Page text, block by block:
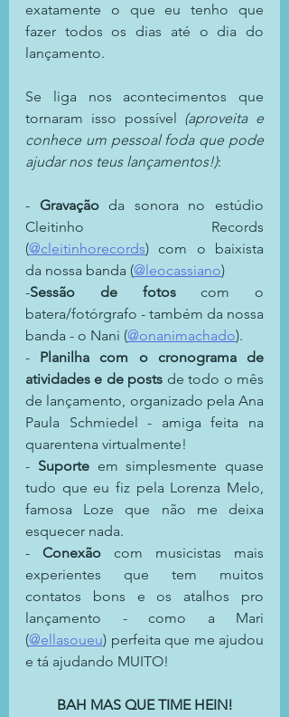
exatamente o que eu tenho que
fazer todos os dias até o dia do
lançamento.
Se liga nos acontecimentos que
tornaram isso possível (aproveita e
conhece um pessoal foda que pode
ajudar nos teus lançamentos!):
- Gravação da sonora no estúdio
Cleitinho Records
(@cleitinhorecords) com o baixista
da nossa banda (@leocassiano)
-Sessão de fotos com o
batera/fotórgrafo - também da nossa
banda - o Nani (@onanimachado).
- Planilha com o cronograma de
atividades e de posts de todo o mês
de lançamento, organizado pela Ana
Paula Schmiedel - amiga feita na
quarentena virtualmente!
- Suporte em simplesmente quase
tudo que eu fiz pela Lorenza Melo,
famosa Loze que não me deixa
esquecer nada.
- Conexão com musicistas mais
experientes que tem muitos
contatos bons e os atalhos pro
lançamento - como a Mari
(@ellasoueu) perfeita que me ajudou
e tá ajudando MUITO!
BAH MAS QUE TIME HEIN!